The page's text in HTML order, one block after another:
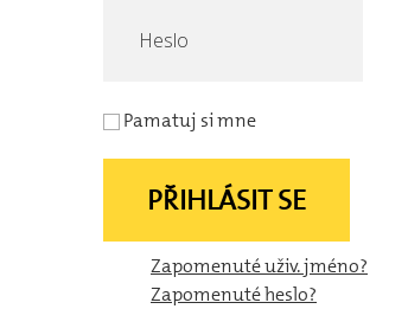
Pamatuj si mne
PŘIHLÁSIT SE
Zapomenuté uživ. jméno?
Zapomenuté heslo?